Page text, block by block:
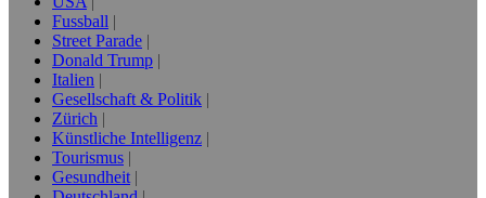
Fussball
Street Parade
Donald Trump
Italien
Gesellschaft & Politik
Zürich
Künstliche Intelligenz
Tourismus
Gesundheit